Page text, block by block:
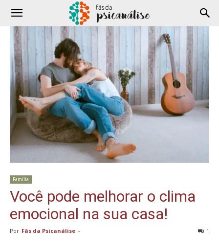
Família
Você pode melhorar o clima
emocional na sua casa!
Por Fãs da Psicanálise - 1